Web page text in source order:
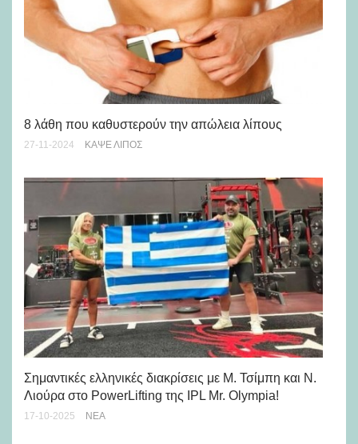
8 λάθη που καθυστερούν την απώλεια λίπους
27-11-2024 KΆΨΕ ΛΊΠΟΣ
Σημαντικές ελληνικές διακρίσεις με Μ. Τσίμπη και Ν.
Λιούρα στο PowerLifting της IPL Mr. Olympia!
17-10-2025 ΝΈΑ